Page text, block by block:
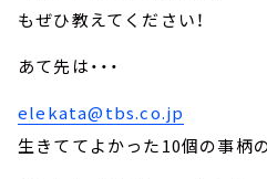
もぜひ教えてください！
あて先は・・・
elekata@tbs.co.jp
生きててよかった10個の事柄